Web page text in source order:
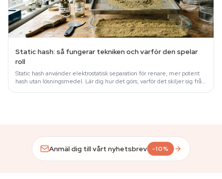
Static hash: så fungerar tekniken och varför den spelar
roll
Static hash använder elektrostatisk separation för renare, mer potent
hash utan lösningsmedel. Lär dig hur det görs, varför det skiljer sig från
Anmäl dig till vårt nyhetsbrev -10%